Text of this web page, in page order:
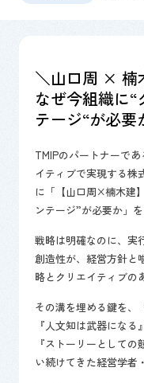
＼山口周 × 楠
なぜ今組織に
テージ“が必要
TMIPのパートナーで
イティブで実現する株
に「【山口周×楠木建
ンテージ”が必要か」
戦略は明確なのに、実
創造性が、経営方針と
略とクリエイティブの
その溝を埋める鍵を、
『人文知は武器になる
『ストーリーとして
い続けてきた経営学者